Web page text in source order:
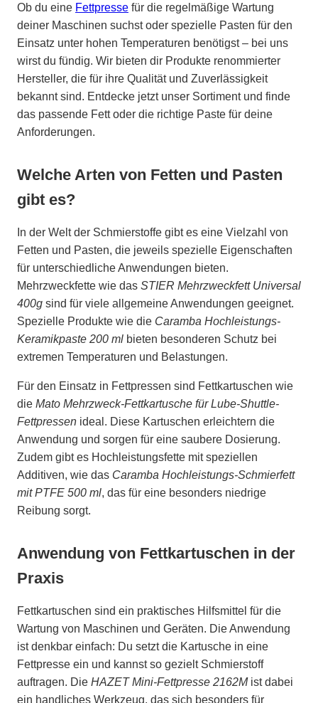
Ob du eine Fettpresse für die regelmäßige Wartung
deiner Maschinen suchst oder spezielle Pasten für den
Einsatz unter hohen Temperaturen benötigst – bei uns
wirst du fündig. Wir bieten dir Produkte renommierter
Hersteller, die für ihre Qualität und Zuverlässigkeit
bekannt sind. Entdecke jetzt unser Sortiment und finde
das passende Fett oder die richtige Paste für deine
Anforderungen.
Welche Arten von Fetten und Pasten
gibt es?
In der Welt der Schmierstoffe gibt es eine Vielzahl von
Fetten und Pasten, die jeweils spezielle Eigenschaften
für unterschiedliche Anwendungen bieten.
Mehrzweckfette wie das STIER Mehrzweckfett Universal
400g sind für viele allgemeine Anwendungen geeignet.
Spezielle Produkte wie die Caramba Hochleistungs-
Keramikpaste 200 ml bieten besonderen Schutz bei
extremen Temperaturen und Belastungen.
Für den Einsatz in Fettpressen sind Fettkartuschen wie
die Mato Mehrzweck-Fettkartusche für Lube-Shuttle-
Fettpressen ideal. Diese Kartuschen erleichtern die
Anwendung und sorgen für eine saubere Dosierung.
Zudem gibt es Hochleistungsfette mit speziellen
Additiven, wie das Caramba Hochleistungs-Schmierfett
mit PTFE 500 ml, das für eine besonders niedrige
Reibung sorgt.
Anwendung von Fettkartuschen in der
Praxis
Fettkartuschen sind ein praktisches Hilfsmittel für die
Wartung von Maschinen und Geräten. Die Anwendung
ist denkbar einfach: Du setzt die Kartusche in eine
Fettpresse ein und kannst so gezielt Schmierstoff
auftragen. Die HAZET Mini-Fettpresse 2162Mist dabei
ein handliches Werkzeug, das sich besonders für